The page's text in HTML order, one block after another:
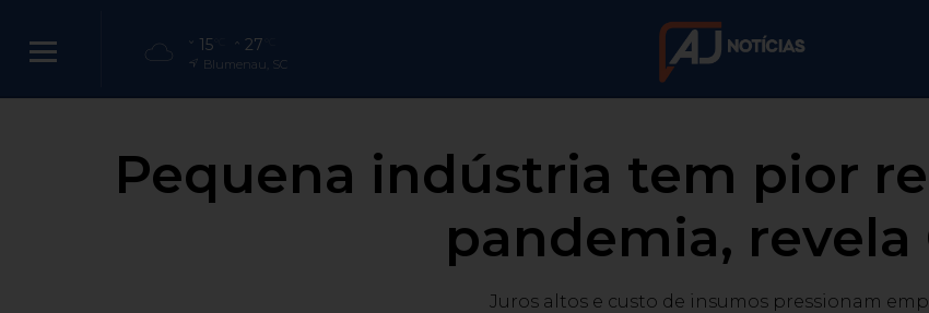
15 27
Blumenau, SC
Pequena indústria tem pior
pandemia, revela
Juros altos e custo de insumos pressionam